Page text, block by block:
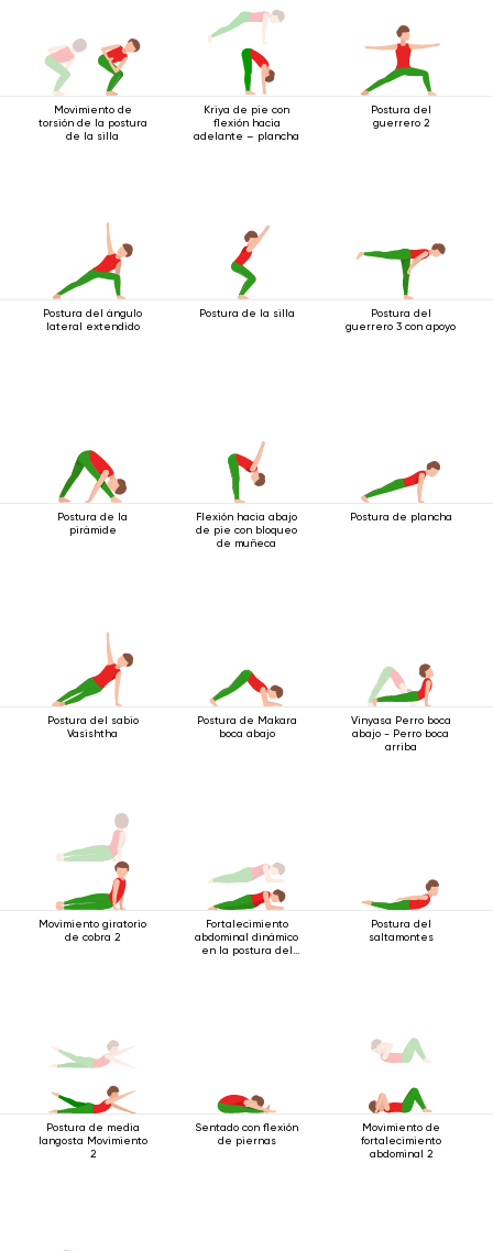
Movimiento de
torsión de la postura
de la silla
Kriya de pie con
flexión hacia
adelante – plancha
Postura del
guerrero 2
Postura del ángulo
lateral extendido
Postura de la silla
Postura del
guerrero 3 con apoyo
Postura de la
pirámide
Flexión hacia abajo
de pie con bloqueo
de muñeca
Postura de plancha
Postura del sabio
Vasishtha
Postura de Makara
boca abajo
Vinyasa Perro boca
abajo - Perro boca
arriba
Movimiento giratorio
de cobra 2
Fortalecimiento
abdominal dinámico
en la postura del
Postura del
saltamontes
Postura de media
langosta Movimiento
2
Sentado con flexión
de piernas
Movimiento de
fortalecimiento
abdominal 2